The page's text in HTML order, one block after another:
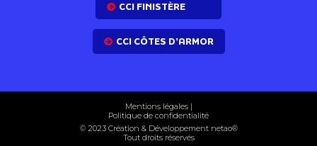
CCI FINISTÈRE
CCI CÔTES D’ARMOR
Mentions légales |
Politique de confidentialité
© 2023 Création & Développement netao®
Tout droits réservés